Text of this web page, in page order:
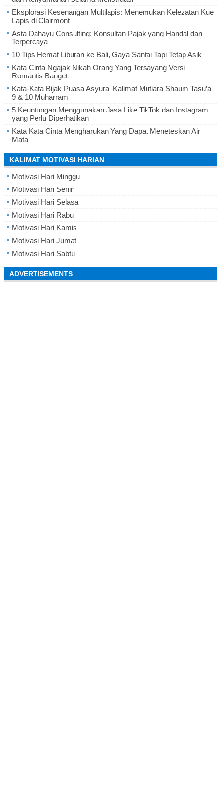
Eksplorasi Kesenangan Multilapis: Menemukan Kelezatan Kue
Lapis di Clairmont
Asta Dahayu Consulting: Konsultan Pajak yang Handal dan
Terpercaya
10 Tips Hemat Liburan ke Bali, Gaya Santai Tapi Tetap Asik
Kata Cinta Ngajak Nikah Orang Yang Tersayang Versi
Romantis Banget
Kata-Kata Bijak Puasa Asyura, Kalimat Mutiara Shaum Tasu’a
9 & 10 Muharram
5 Keuntungan Menggunakan Jasa Like TikTok dan Instagram
yang Perlu Diperhatikan
Kata Kata Cinta Mengharukan Yang Dapat Meneteskan Air
Mata
KALIMAT MOTIVASI HARIAN
Motivasi Hari Minggu
Motivasi Hari Senin
Motivasi Hari Selasa
Motivasi Hari Rabu
Motivasi Hari Kamis
Motivasi Hari Jumat
Motivasi Hari Sabtu
ADVERTISEMENTS